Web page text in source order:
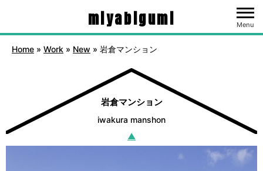
miyabigumi Menu
Home » Work » New » 岩倉マンション
岩倉マンション
iwakura manshon
▲